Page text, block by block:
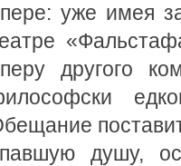
уже имея
другого
душу,